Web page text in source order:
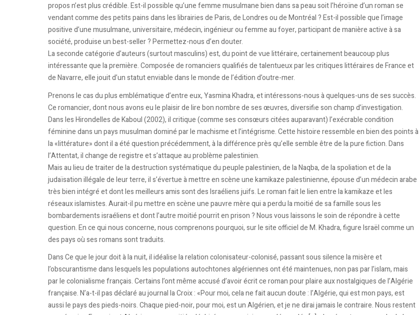
propos n’est plus crédible. Est-il possible qu’une femme musulmane bien dans sa peau soit l’héroïne d’un roman se
vendant comme des petits pains dans les librairies de Paris, de Londres ou de Montréal ? Est-il possible que l’image
positive d’une musulmane, universitaire, médecin, ingénieur ou femme au foyer, participant de manière active à sa
société, produise un best-seller ? Permettez-nous d’en douter.
La seconde catégorie d’auteurs (surtout masculins) est, du point de vue littéraire, certainement beaucoup plus
intéressante que la première. Composée de romanciers qualifiés de talentueux par les critiques littéraires de France et
de Navarre, elle jouit d’un statut enviable dans le monde de l’édition d’outre-mer.
Prenons le cas du plus emblématique d’entre eux, Yasmina Khadra, et intéressons-nous à quelques-uns de ses succès.
Ce romancier, dont nous avons eu le plaisir de lire bon nombre de ses œuvres, diversifie son champ d’investigation.
Dans les Hirondelles de Kaboul (2002), il critique (comme ses consœurs citées auparavant) l’exécrable condition
féminine dans un pays musulman dominé par le machisme et l’intégrisme. Cette histoire ressemble en bien des points à
la «littérature» dont il a été question précédemment, à la différence près qu’elle semble être de la pure fiction. Dans
l’Attentat, il change de registre et s’attaque au problème palestinien.
Mais au lieu de traiter de la destruction systématique du peuple palestinien, de la Naqba, de la spoliation et de la
judaïsation illégale de leur terre, il s’évertue à mettre en scène une kamikaze palestinienne, épouse d’un médecin arabe
très bien intégré et dont les meilleurs amis sont des Israéliens juifs. Le roman fait le lien entre la kamikaze et les
réseaux islamistes. Aurait-il pu mettre en scène une pauvre mère qui a perdu la moitié de sa famille sous les
bombardements israéliens et dont l’autre moitié pourrit en prison ? Nous vous laissons le soin de répondre à cette
question. En ce qui nous concerne, nous comprenons pourquoi, sur le site officiel de M. Khadra, figure Israël comme un
des pays où ses romans sont traduits.
Dans Ce que le jour doit à la nuit, il idéalise la relation colonisateur-colonisé, passant sous silence la misère et
l’obscurantisme dans lesquels les populations autochtones algériennes ont été maintenues, non pas par l’islam, mais
par le colonialisme français. Certains l’ont même accusé d’avoir écrit ce roman pour plaire aux nostalgiques de l’Algérie
française. N’a-t-il pas déclaré au journal la Croix : «Pour moi, cela ne fait aucun doute : l’Algérie, qui est mon pays, est
aussi le pays des pieds-noirs. Chaque pied-noir, pour moi, est un Algérien, et je ne dirai jamais le contraire. Nous restent